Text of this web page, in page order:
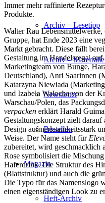
Archiv – Lesetipp
Archiv –
Newsletter
Bestellen
Magazin
Heft-Archiv
Immer mehr raffinierte
Produkte.
Walter Rau
Gruppe, hat Ende 2023 eine
Markt gebracht. Diese fällt
Gestaltung im Handelsregal
Marketingteam von Bunge,
Deutschland), Anri Saarinnen
Katarzyna Niewiada
und Izabela Walocha von der
Warschau/Polen, das
verpacken erklärt Harald
Gestaltungskonzept zielt
Design aufmerksamkeitsstark
Weise. Der Name steht für
zubereitet, wird geschmacklich
Rose symbolisiert die
Haferdrink. Die Struktur des
(Blattstruktur) und auch die
Die Typo für das Namenslogo
einen eigenständigen Look zu